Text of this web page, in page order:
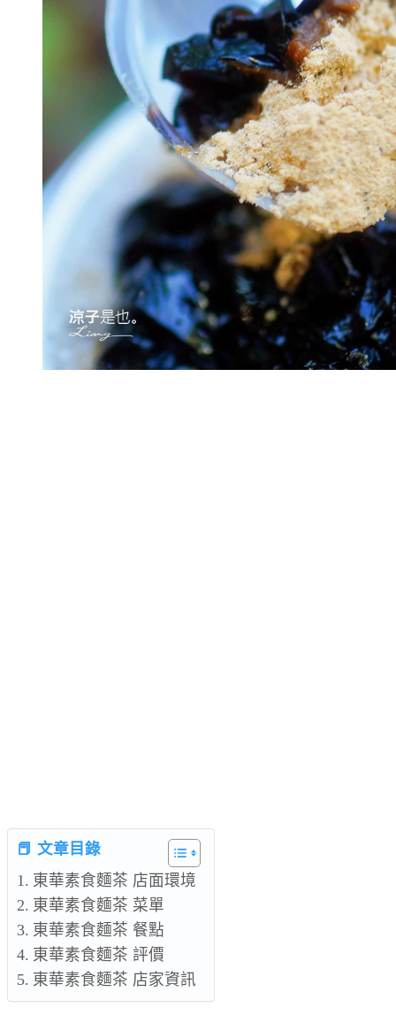
📕 文章目錄
東華素食麵茶 店面環境
東華素食麵茶 菜單
東華素食麵茶 餐點
東華素食麵茶 評價
東華素食麵茶 店家資訊